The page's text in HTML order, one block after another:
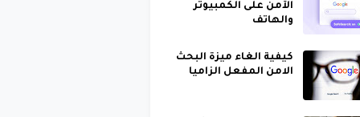
الآمن على الكمبيوتر
والهاتف
كيفية الغاء ميزة البحث
الامن المفعل الزاميا